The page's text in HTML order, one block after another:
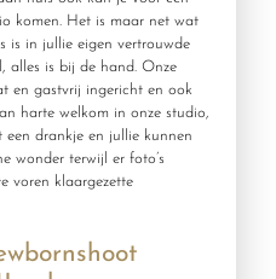
komen. Het is maar net wat
is in jullie eigen vertrouwde
alles is bij de hand. Onze
en gastvrij ingericht en ook
harte welkom in onze studio,
drankje en jullie kunnen
wonder terwijl er foto’s
voren klaargezette